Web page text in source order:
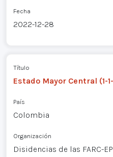
Fecha
2022-12-28
Título
Estado Mayor Central (1-
País
Colombia
Organización
Disidencias de las FARC-EP